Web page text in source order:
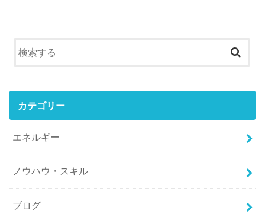
カテゴリー
エネルギー
ノウハウ・スキル
ブログ